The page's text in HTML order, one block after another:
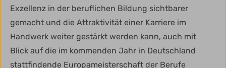
Exzellenz in der beruflichen Bildung sichtbarer
gemacht und die Attraktivität einer Karriere im
Handwerk weiter gestärkt werden kann, auch mit
Blick auf die im kommenden Jahr in Deutschland
stattfindende Europameisterschaft der Berufe